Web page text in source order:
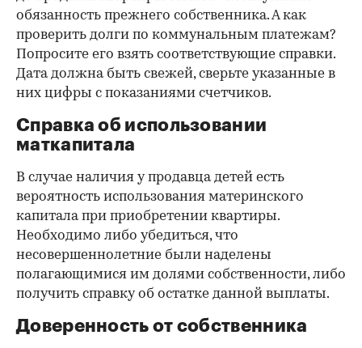
обязанность прежнего собственника. А как
проверить долги по коммунальным платежам?
Попросите его взять соответствующие справки.
Дата должна быть свежей, сверьте указанные в
них цифры с показаниями счетчиков.
Справка об использовании
маткапитала
В случае наличия у продавца детей есть
вероятность использования материнского
капитала при приобретении квартиры.
Необходимо либо убедиться, что
несовершеннолетние были наделены
полагающимися им долями собственности, либо
получить справку об остатке данной выплаты.
Доверенность от собственника